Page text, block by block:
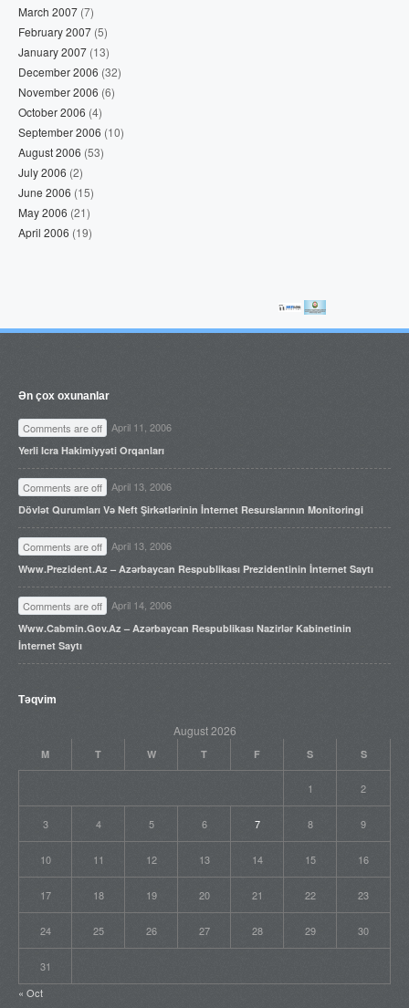
March 2007 (7)
February 2007 (5)
January 2007 (13)
December 2006 (32)
November 2006 (6)
October 2006 (4)
September 2006 (10)
August 2006 (53)
July 2006 (2)
June 2006 (15)
May 2006 (21)
April 2006 (19)
Ən çox oxunanlar
Comments are off April 11, 2006
Yerli Icra Hakimiyyəti Orqanları
Comments are off April 13, 2006
Dövlət Qurumları Və Neft Şirkətlərinin İnternet Resurslarının Monitoringi
Comments are off April 13, 2006
Www.prezident.az – Azərbaycan Respublikası Prezidentinin İnternet Saytı
Comments are off April 14, 2006
Www.cabmin.gov.az – Azərbaycan Respublikası Nazirlər Kabinetinin
İnternet Saytı
Təqvim
August 2026
M T W T F S S
1 2
3 4 5 6 7 8 9
10 11 12 13 14 15 16
17 18 19 20 21 22 23
24 25 26 27 28 29 30
31
« Oct